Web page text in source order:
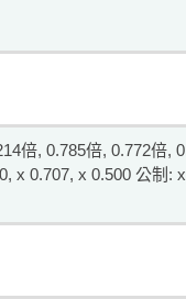
倍, 0.785倍, 0.772倍,
x 0.707, x 0.500 公制: